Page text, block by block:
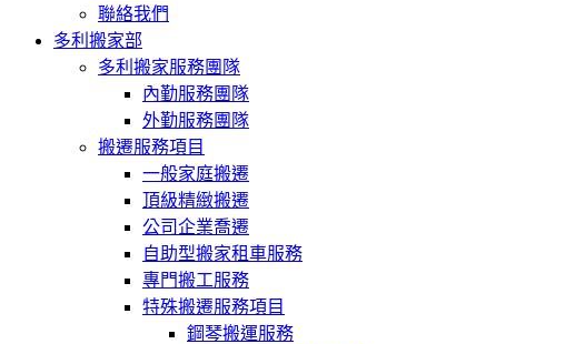
聯絡我們
多利搬家部
多利搬家服務團隊
內勤服務團隊
外勤服務團隊
搬遷服務項目
一般家庭搬遷
頂級精緻搬遷
公司企業喬遷
自助型搬家租車服務
專門搬工服務
特殊搬遷服務項目
鋼琴搬運服務